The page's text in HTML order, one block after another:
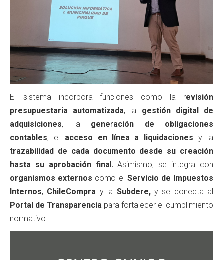
El sistema incorpora funciones como la revisión
presupuestaria automatizada, la gestión digital de
adquisiciones, la generación de obligaciones
contables, el acceso en línea a liquidaciones y la
trazabilidad de cada documento desde su creación
hasta su aprobación final.Asimismo, se integra con
organismos externos como el Servicio de Impuestos
Internos, ChileCompra y la Subdere,y se conecta al
Portal de Transparencia para fortalecer el cumplimiento
normativo.